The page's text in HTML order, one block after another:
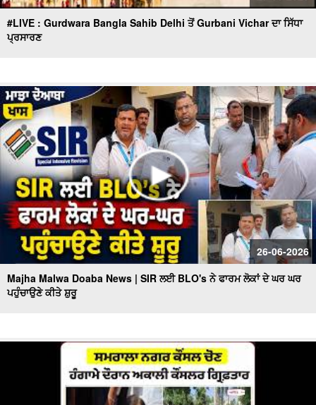
#LIVE : Gurdwara Bangla Sahib Delhi ਤੋਂ Gurbani Vichar ਦਾ ਸਿੱਧਾ
ਪ੍ਰਸਾਰਣ
26-06-2026
Majha Malwa Doaba News | SIR ਲਈ BLO's ਨੇ ਫਾਰਮ ਲੋਕਾਂ ਦੇ ਘਰ ਘਰ
ਪਹੁੰਚਾਉਣੇ ਕੀਤੇ ਸ਼ੁਰੂ